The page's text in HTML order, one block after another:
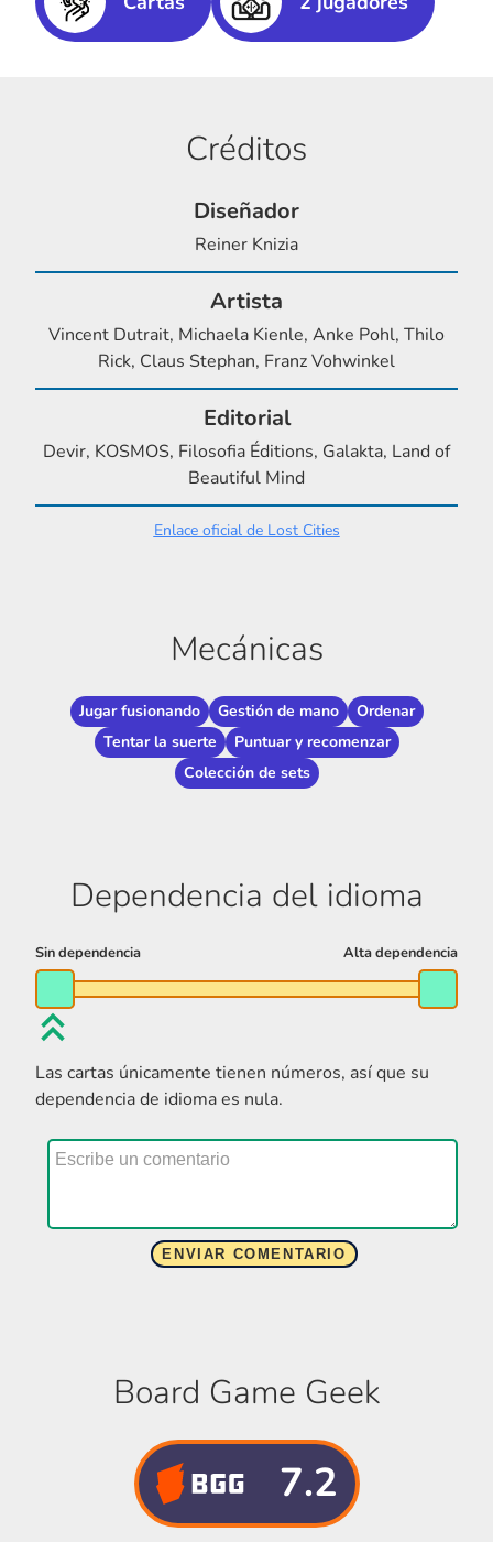
Créditos
Diseñador
Reiner Knizia
Artista
Vincent Dutrait, Michaela Kienle, Anke Pohl, Thilo
Rick, Claus Stephan, Franz Vohwinkel
Editorial
Devir, KOSMOS, Filosofia Éditions, Galakta, Land of
Beautiful Mind
Enlace oficial de Lost Cities
Mecánicas
Jugar fusionando Gestión de mano
Ordenar
Tentar la suerte
Puntuar y recomenzar
Colección de sets
Dependencia del idioma
Las cartas únicamente tienen números, así que su
dependencia de idioma es nula.
Board Game Geek
7.2